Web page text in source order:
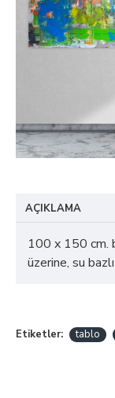
AÇIKLAMA
100 x 150 cm.
üzerine, su
Etiketler: tablo